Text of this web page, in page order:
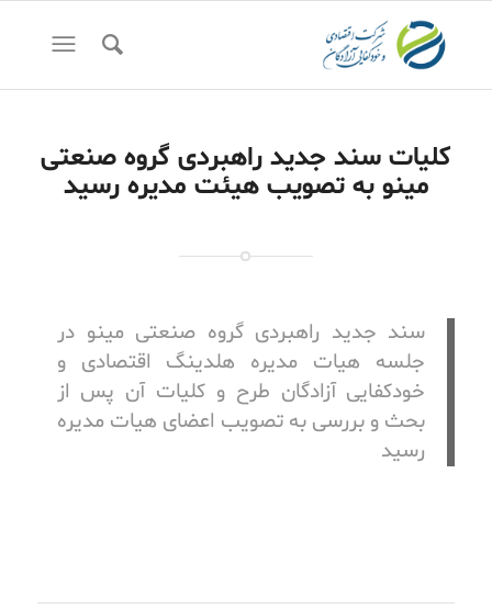
کلیات سند جدید راهبردی گروه صنعتی
مینو به تصویب هیئت مدیره رسید
سند جدید راهبردی گروه صنعتی مینو در
جلسه هیات مدیره هلدینگ اقتصادی و
خودکفایی آزادگان طرح و کلیات آن پس از
بحث و بررسی به تصویب اعضای هیات مدیره
رسید